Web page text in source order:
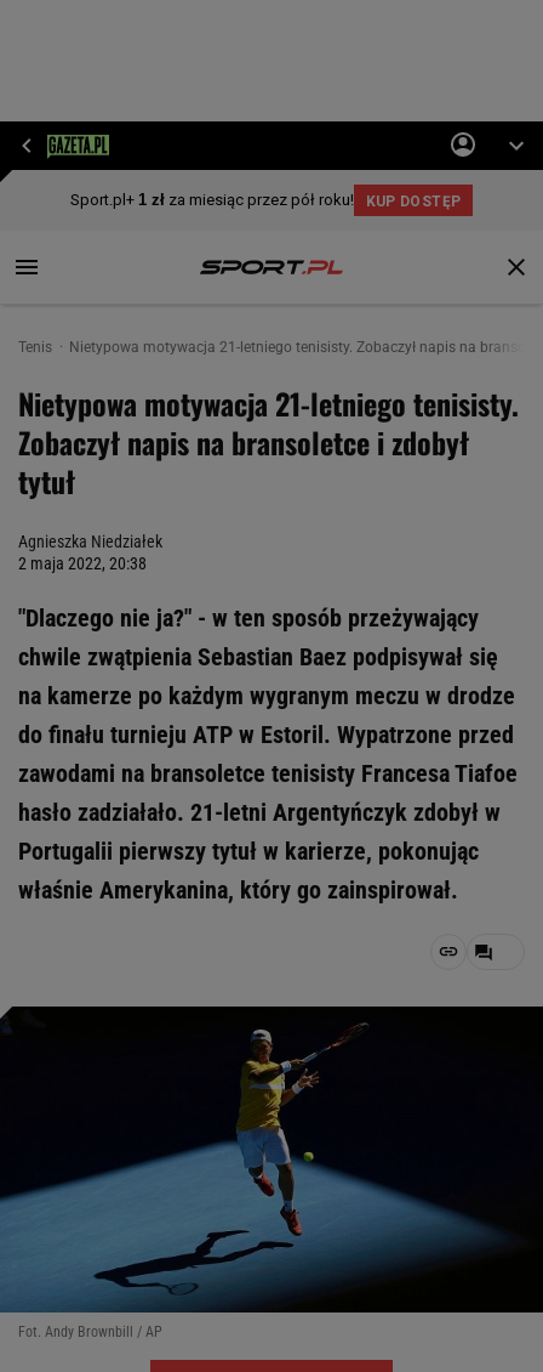
Tenis Nietypowa motywacja 21-letniego tenisisty. Zobaczył napis na
Nietypowa motywacja 21-letniego tenisisty.
Zobaczył napis na bransoletce i zdobył
tytuł
Agnieszka Niedziałek
2 maja 2022, 20:38
"Dlaczego nie ja?" - w ten sposób przeżywający
chwile zwątpienia Sebastian Baez podpisywał się
na kamerze po każdym wygranym meczu w drodze
do finału turnieju ATP w Estoril. Wypatrzone przed
zawodami na bransoletce tenisisty Francesa Tiafoe
hasło zadziałało. 21-letni Argentyńczyk zdobył w
Portugalii pierwszy tytuł w karierze, pokonując
właśnie Amerykanina, który go zainspirował.
Fot. Andy Brownbill / AP